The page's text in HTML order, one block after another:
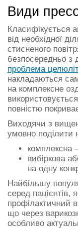
Види
Класифікується
від необхідної
стисненого
безпосередньо з
проблема
накладаються
на комплексне
повністю
Виходячи з
умовно поділити
комплексна
вибіркова
на одну
Найбільшу
серед пацієнтів,
профілактичний
що через
особливо